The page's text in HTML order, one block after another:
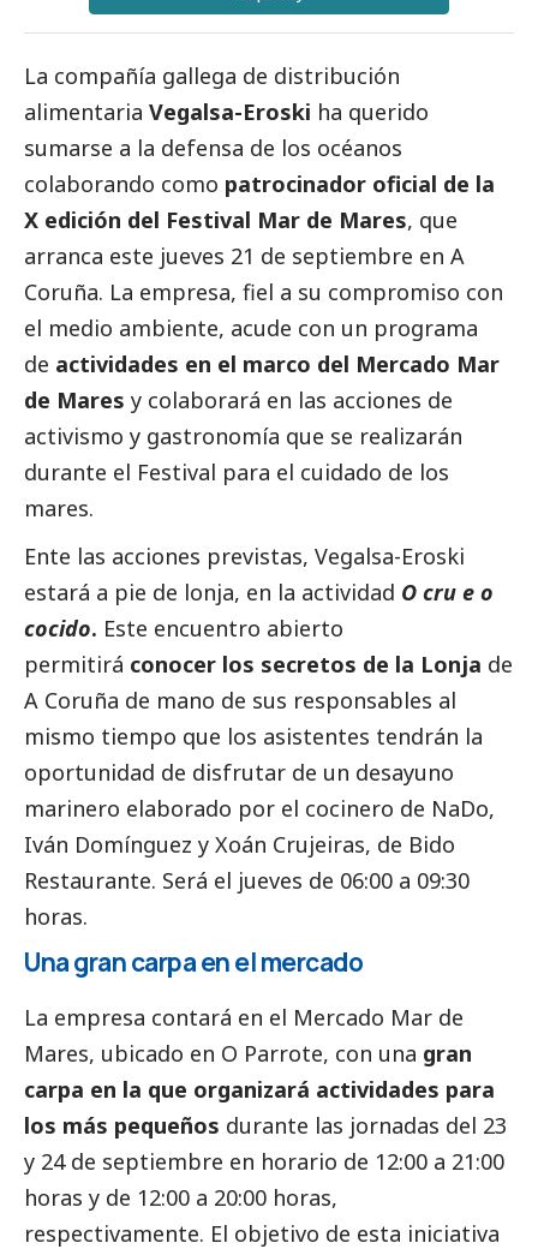
La compañía gallega de distribución
alimentaria Vegalsa-Eroski ha querido
sumarse a la defensa de los océanos
colaborando como patrocinador oficial de la
X edición del Festival Mar de Mares, que
arranca este jueves 21 de septiembre en A
Coruña. La empresa, fiel a su compromiso con
el medio ambiente, acude con un programa
de actividades en el marco del Mercado Mar
de Mares y colaborará en las acciones de
activismo y gastronomía que se realizarán
durante el Festival para el cuidado de los
mares.
Ente las acciones previstas, Vegalsa-Eroski
estará a pie de lonja, en la actividad O cru e o
cocido. Este encuentro abierto
permitirá conocer los secretos de la Lonja de
A Coruña de mano de sus responsables al
mismo tiempo que los asistentes tendrán la
oportunidad de disfrutar de un desayuno
marinero elaborado por el cocinero de NaDo,
Iván Domínguez y Xoán Crujeiras, de Bido
Restaurante. Será el jueves de 06:00 a 09:30
horas.
Una gran carpa en el mercado
La empresa contará en el Mercado Mar de
Mares, ubicado en O Parrote, con una gran
carpa en la que organizará actividades para
los más pequeños durante las jornadas del 23
y 24 de septiembre en horario de 12:00 a 21:00
horas y de 12:00 a 20:00 horas,
respectivamente. El objetivo de esta iniciativa